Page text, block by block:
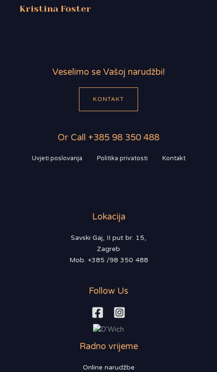
Kristina Foster
Veselimo se Vašoj narudžbi!
KONTAKT
Or Call +385 98 350 488
Uvjeti poslovanja Politika privatosti Kontakt
Lokacija
Savski Gaj, II put br. 15,
Zagreb
Mob. +385 /98 350 488
Follow Us
Radno vrijeme
Online narudžbe